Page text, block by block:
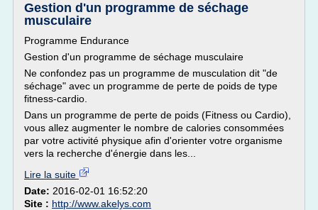
Gestion d'un programme de séchage
musculaire
Programme Endurance
Gestion d'un programme de séchage musculaire
Ne confondez pas un programme de musculation dit "de
séchage" avec un programme de perte de poids de type
fitness-cardio.
Dans un programme de perte de poids (Fitness ou Cardio),
vous allez augmenter le nombre de calories consommées
par votre activité physique afin d'orienter votre organisme
vers la recherche d'énergie dans les...
Lire la suite
Date: 2016-02-01 16:52:20
Site : http://www.akelys.com